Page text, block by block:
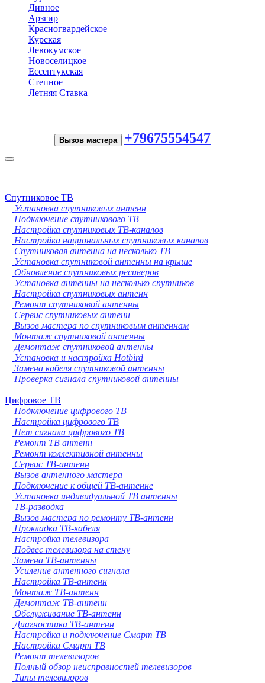
Дивное
Арзгир
Красногвардейское
Курская
Левокумское
Новоселицкое
Ессентукская
Степное
Летняя Ставка
Вызов мастера +79675554547
Toggle
Спутниковое ТВ
Установка спутниковых антенн
Подключение спутникового ТВ
Настройка спутниковых ТВ-каналов
Настройка национальных спутниковых каналов
Спутниковая антенна на несколько ТВ
Установка спутниковой антенны на крыше
Обновление спутниковых ресиверов
Установка антенны на несколько спутников
Настройка спутниковых антенн
Ремонт спутниковой антенны
Сервис спутниковых антенн
Вызов мастера по спутниковым антеннам
Монтаж спутниковой антенны
Демонтаж спутниковой антенны
Установка и настройка Hotbird
Замена кабеля спутниковой антенны
Проверка сигнала спутниковой антенны
Цифровое ТВ
Подключение цифрового ТВ
Настройка цифрового ТВ
Нет сигнала цифрового ТВ
Ремонт ТВ антенн
Ремонт коллективной антенны
Сервис ТВ-антенн
Вызов антенного мастера
Подключение к общей ТВ-антенне
Установка индивидуальной ТВ антенны
ТВ-разводка
Вызов мастера по ремонту ТВ-антенн
Прокладка ТВ-кабеля
Настройка телевизора
Подвес телевизора на стену
Замена ТВ-антенны
Усиление антенного сигнала
Настройка ТВ-антенн
Монтаж ТВ-антенн
Демонтаж ТВ-антенн
Обслуживание ТВ-антенн
Диагностика ТВ-антенн
Настройка и подключение Смарт ТВ
Настройка Смарт ТВ
Ремонт телевизоров
Полный обзор неисправностей телевизоров
Типы телевизоров